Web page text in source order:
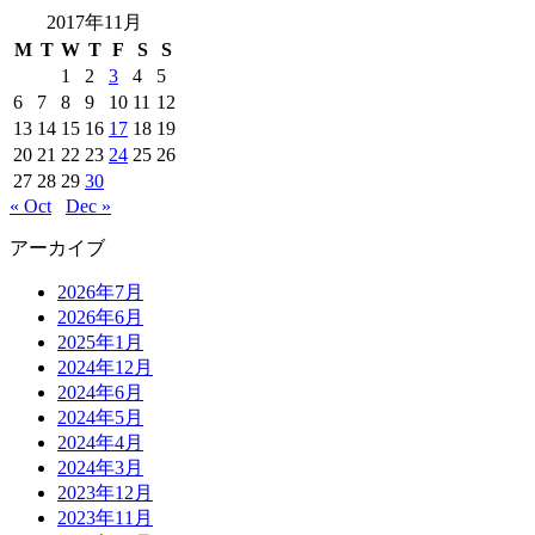
2017年11月
M T W T F S
S
1
2 3 4
5
6
7 8 9 10 11 12
13 14 15 16 17 18 19
20 21 22 23 24 25 26
27 28 29 30
« Oct
Dec »
アーカイブ
2026年7月
2026年6月
2025年1月
2024年12月
2024年6月
2024年5月
2024年4月
2024年3月
2023年12月
2023年11月